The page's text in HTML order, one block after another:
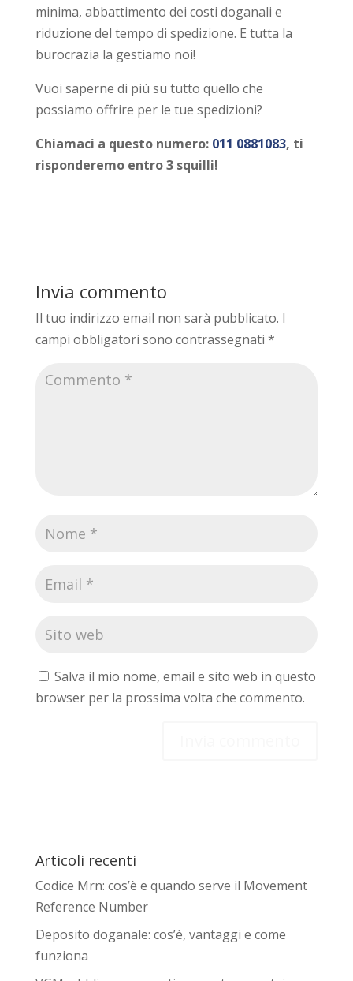
minima, abbattimento dei costi doganali e
riduzione del tempo di spedizione. E tutta la
burocrazia la gestiamo noi!
Vuoi saperne di più su tutto quello che
possiamo offrire per le tue spedizioni?
Chiamaci a questo numero: 011 0881083, ti
risponderemo entro 3 squilli!
Invia commento
Il tuo indirizzo email non sarà pubblicato. I
campi obbligatori sono contrassegnati *
Salva il mio nome, email e sito web in questo
browser per la prossima volta che commento.
Articoli recenti
Codice Mrn: cos’è e quando serve il Movement
Reference Number
Deposito doganale: cos’è, vantaggi e come
funziona